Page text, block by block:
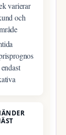
varierar
och